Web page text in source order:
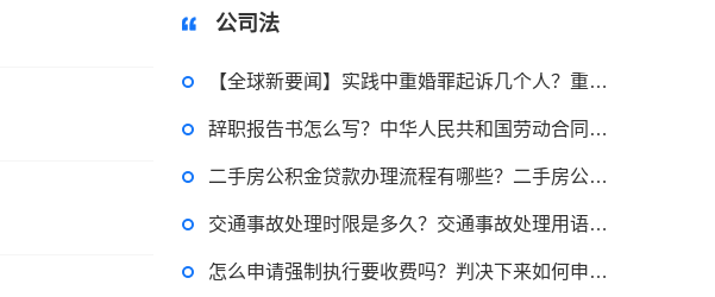
退休职工涨工资最新消息 退休人员涨工资注意事项有哪些？
律师回答区
公司法
【全球新要闻】实践中重婚罪起诉几个人？重婚罪起诉的法律依据是什么？
辞职报告书怎么写？中华人民共和国劳动合同法第三十六条是什么？-今日聚焦
二手房公积金贷款办理流程有哪些？二手房公积金贷款提交什么资料？
交通事故处理时限是多久？交通事故处理用语的含义有哪些？
怎么申请强制执行要收费吗？判决下来如何申请执行？